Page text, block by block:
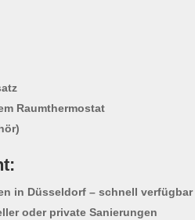
Raumthermostat
in Düsseldorf – schnell verfügbar
oder private Sanierungen